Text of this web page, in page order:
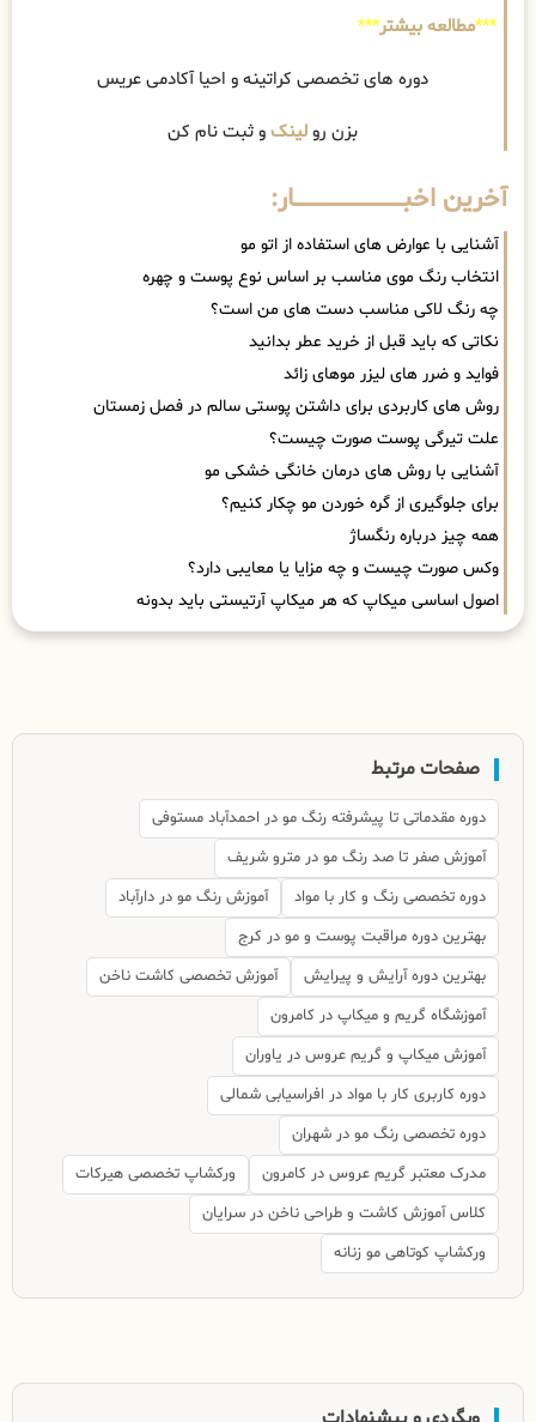
***مطالعه بیشتر***
دوره های تخصصی کراتینه و احیا آکادمی عریس
بزن رولینکو ثبت نام کن
آخرین اخبــــــــــــــــــــــــــــــار:
آشنایی با عوارض های استفاده از اتو مو
انتخاب رنگ موی مناسب بر اساس نوع پوست و چهره
چه رنگ لاکی مناسب دست های من است؟
نکاتی که باید قبل از خرید عطر بدانید
فواید و ضرر های لیزر موهای زائد
روش های کاربردی برای داشتن پوستی سالم در فصل زمستان
علت تیرگی پوست صورت چیست؟
آشنایی با روش های درمان خانگی خشکی مو
برای جلوگیری از گره خوردن مو چکار کنیم؟
همه چیز درباره رنگساژ
وکس صورت چیست و چه مزایا یا معایبی دارد؟
اصول اساسی میکاپ که هر میکاپ آرتیستی باید بدونه
صفحات مرتبط
دوره مقدماتی تا پیشرفته رنگ مو در احمدآباد مستوفی
آموزش صفر تا صد رنگ مو در مترو شریف
دوره تخصصی رنگ و کار با مواد
آموزش رنگ مو در دارآباد
بهترین دوره مراقبت پوست و مو در کرج
بهترین دوره آرایش و پیرایش
آموزش تخصصی کاشت ناخن
آموزشگاه گریم و میکاپ در کامرون
آموزش میکاپ و گریم عروس در یاوران
دوره کاربری کار با مواد در افراسیابی شمالی
دوره تخصصی رنگ مو در شهران
مدرک معتبر گریم عروس در کامرون
ورکشاپ تخصصی هیرکات
کلاس آموزش کاشت و طراحی ناخن در سرایان
ورکشاپ کوتاهی مو زنانه